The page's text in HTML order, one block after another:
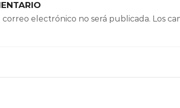
electrónico no será publicada. Los